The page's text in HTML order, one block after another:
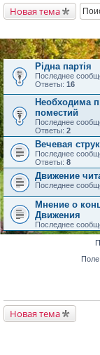
Новая тема
Рідна партія
Последнее
Ответы: 16
Необходима
поместий
Последнее
Ответы: 2
Вечевая
Последнее
Ответы: 8
Движение
Последнее
Мнение о
Движения
Последнее
Поле
Новая тема